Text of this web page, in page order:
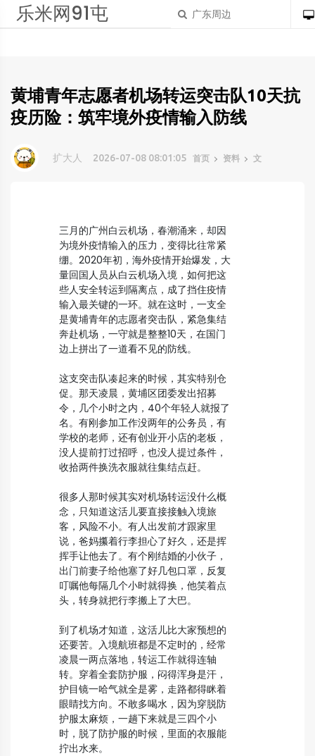
乐米网91屯
黄埔青年志愿者机场转运突击队10天抗
疫历险：筑牢境外疫情输入防线
扩大人 2026-07-08 08:01:05 首页 资料 文
三月的广州白云机场，春潮涌来，却因
为境外疫情输入的压力，变得比往常紧
绷。2020年初，海外疫情开始爆发，大
量回国人员从白云机场入境，如何把这
些人安全转运到隔离点，成了挡住疫情
输入最关键的一环。就在这时，一支全
是黄埔青年的志愿者突击队，紧急集结
奔赴机场，一守就是整整10天，在国门
边上拼出了一道看不见的防线。
这支突击队凑起来的时候，其实特别仓
促。那天凌晨，黄埔区团委发出招募
令，几个小时之内，40个年轻人就报了
名。有刚参加工作没两年的公务员，有
学校的老师，还有创业开小店的老板，
没人提前打过招呼，也没人提过条件，
收拾两件换洗衣服就往集结点赶。
很多人那时候其实对机场转运没什么概
念，只知道这活儿要直接接触入境旅
客，风险不小。有人出发前才跟家里
说，爸妈攥着行李担心了好久，还是挥
挥手让他去了。有个刚结婚的小伙子，
出门前妻子给他塞了好几包口罩，反复
叮嘱他每隔几个小时就得换，他笑着点
头，转身就把行李搬上了大巴。
到了机场才知道，这活儿比大家预想的
还要苦。入境航班都是不定时的，经常
凌晨一两点落地，转运工作就得连轴
转。穿着全套防护服，闷得浑身是汗，
护目镜一哈气就全是雾，走路都得眯着
眼睛找方向。不敢多喝水，因为穿脱防
护服太麻烦，一趟下来就是三四个小
时，脱了防护服的时候，里面的衣服能
拧出水来。